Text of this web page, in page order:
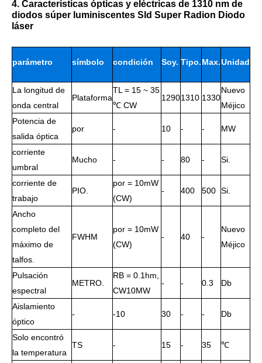
4. Características ópticas y eléctricas de 1310 nm de
diodos súper luminiscentes Sld Super Radion Diodo
láser
parámetro símbolo condición Soy. Tipo.Max.Unidad
de
La longitud de
onda central
Plataforma
TL = 15 ~ 35
℃ CW
12901310 1330
Nuevo
Méjico
Potencia de
salida óptica
por - 10 - - MW
corriente
umbral
Mucho - - 80 - Si.
corriente de
trabajo
PIO.
por = 10mW
(CW)
- 400 500 Si.
Ancho
completo del
máximo de
talfos.
FWHM
por = 10mW
(CW)
- 40 -
Nuevo
Méjico
Pulsación
espectral
METRO.
RB = 0.1hm,
CW10MW
- - 0.3 Db
Aislamiento
óptico
- -10 30 - - Db
Solo encontró
la temperatura
TS - 15 - 35 ℃